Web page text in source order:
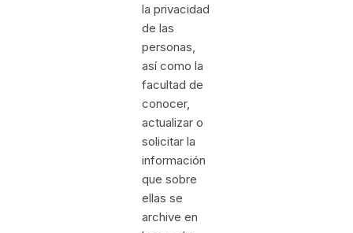
la privacidad
de las
personas,
así como la
facultad de
conocer,
actualizar o
solicitar la
información
que sobre
ellas se
archive en